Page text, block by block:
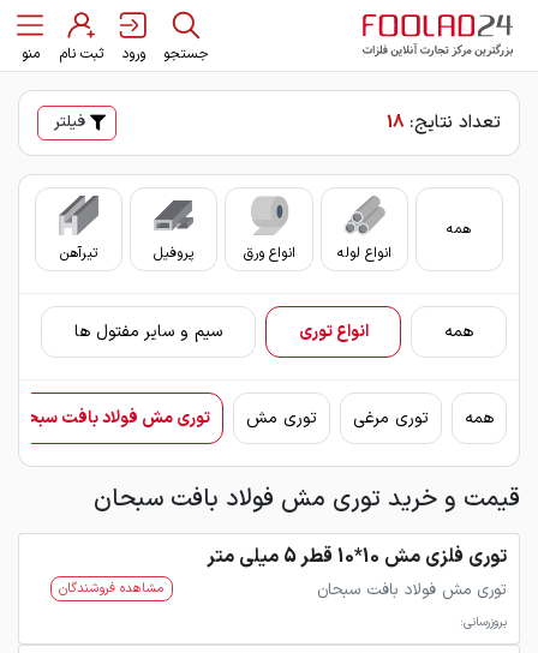
جستجو ورود ثبت نام منو
تعداد نتایج: 18 فیلتر
همه
انواع لوله
انواع ورق پروفیل تیرآهن
همه انواع توری سیم و سایر مفتول ها
همه توری مرغی توری مش توری مش فولاد بافت سبحان
قیمت و خرید توری مش فولاد بافت سبحان
توری فلزی مش 10*10 قطر 5 میلی متر
توری مش فولاد بافت سبحان
بروزرسانی:
مشاهده فروشندگان